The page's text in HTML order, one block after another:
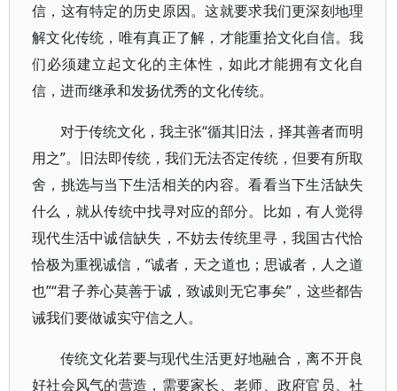
信，这有特定的历史原因。这就要求我们更深刻地理
解文化传统，唯有真正了解，才能重拾文化自信。我
们必须建立起文化的主体性，如此才能拥有文化自
信，进而继承和发扬优秀的文化传统。
对于传统文化，我主张“循其旧法，择其善者而明
用之”。旧法即传统，我们无法否定传统，但要有所取
舍，挑选与当下生活相关的内容。看看当下生活缺失
什么，就从传统中找寻对应的部分。比如，有人觉得
现代生活中诚信缺失，不妨去传统里寻，我国古代恰
恰极为重视诚信，“诚者，天之道也；思诚者，人之道
也”“君子养心莫善于诚，致诚则无它事矣”，这些都告
诫我们要做诚实守信之人。
传统文化若要与现代生活更好地融合，离不开良
好社会风气的营造，需要家长、老师、政府官员、社